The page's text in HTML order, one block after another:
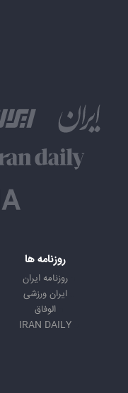
روزنامه ها
روزنامه ایران
ایران ورزشی
الوفاق
IRAN DAILY